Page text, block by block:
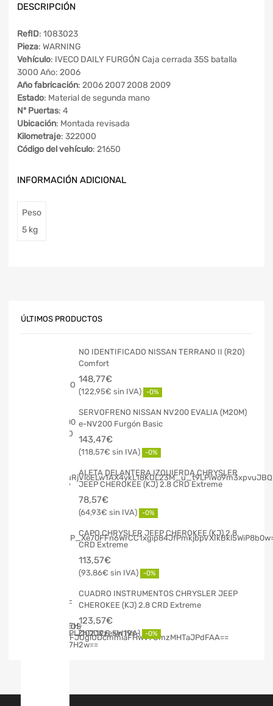
DESCRIPCIÓN
RefID: 1083023
Pieza: WARNING
Vehículo: IVECO DAILY FURGÓN Caja cerrada 35S batalla
3000 Año: 2006
Año fabricación: 2006 2007 2008 2009
Estado: Material de segunda mano
Nº Puertas: 4
Ubicación: Montada revisada
Kilometraje: 322000
Código del vehículo: 21650
INFORMACIÓN ADICIONAL
Peso
5 kg
ÚLTIMOS PRODUCTOS
NO IDENTIFICADO NISSAN TERRANO II (R20)
Comfort
148,77€
122,95€ -0%
SERVOFRENO NISSAN NV200 EVALIA (M20M)
e-NV200 Furgón Basic
143,47€
118,57€ -0%
ALETA DELANTERA IZQUIERDA CHRYSLER
JEEP CHEROKEE (KJ) 2.8 CRD Extreme
78,57€
64,93€ -0%
CAPO CHRYSLER JEEP CHEROKEE (KJ) 2.8
CRD Extreme
113,57€
93,86€ -0%
CUADRO INSTRUMENTOS CHRYSLER JEEP
CHEROKEE (KJ) 2.8 CRD Extreme
123,57€
102,12€ -0%